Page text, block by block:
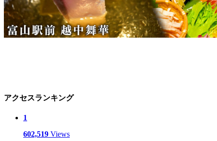
アクセスランキング
1
602,519 Views